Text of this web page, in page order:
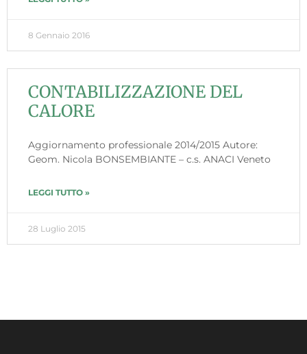
8 Gennaio 2016
CONTABILIZZAZIONE DEL
CALORE
Aggiornamento professionale 2014/2015 Autore:
Geom. Nicola BONSEMBIANTE – c.s. ANACI Veneto
LEGGI TUTTO »
28 Luglio 2015